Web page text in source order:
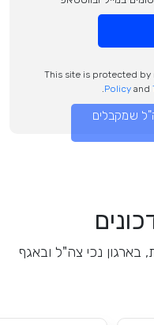
This site is protected by
Policyand
שמקבלים
נכי צה"ל ובאגף